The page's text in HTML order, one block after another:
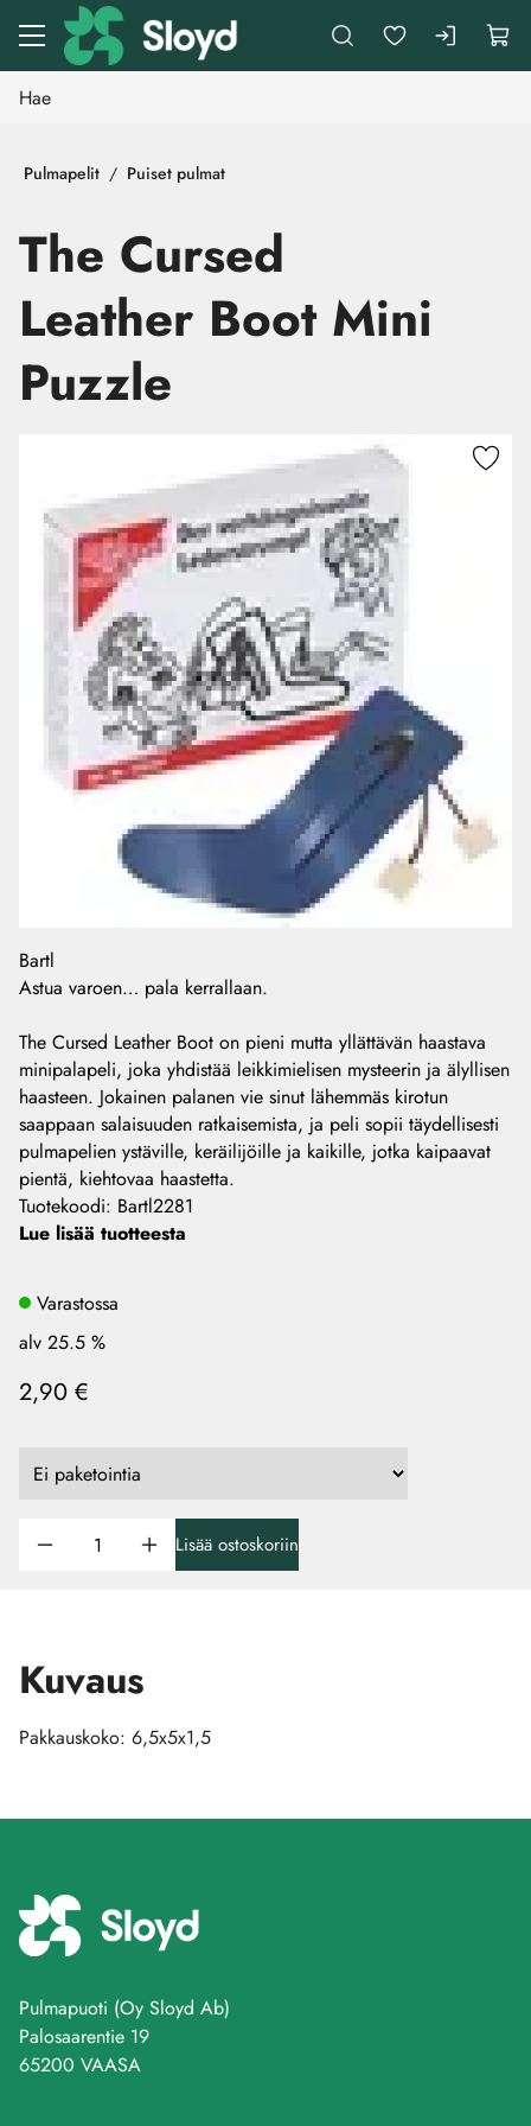
Siirry pääsisältöön
Pulmapelit Puiset pulmat
The Cursed
Leather Boot Mini
Puzzle
Bartl
Astua varoen… pala kerrallaan.
The Cursed Leather Boot on pieni mutta yllättävän haastava
minipalapeli, joka yhdistää leikkimielisen mysteerin ja älyllisen
haasteen. Jokainen palanen vie sinut lähemmäs kirotun
saappaan salaisuuden ratkaisemista, ja peli sopii täydellisesti
pulmapelien ystäville, keräilijöille ja kaikille, jotka kaipaavat
pientä, kiehtovaa haastetta.
Tuotekoodi: Bartl2281
Lue lisää tuotteesta
Varastossa
alv 25.5 %
2,90 €
Lisää ostoskoriin
Kuvaus
Pakkauskoko: 6,5x5x1,5
Pulmapuoti (Oy Sloyd Ab)
Palosaarentie 19
65200 VAASA